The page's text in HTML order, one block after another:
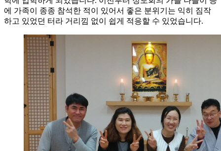
에 가족이 종종 참석한 적이 있어서 좋은 분위기는 익히 짐작
하고 있었던 터라 거리낌 없이 쉽게 적응할 수 있었습니다.